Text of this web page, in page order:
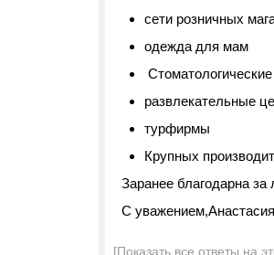
сети розничных
одежда для мам
развлекательные
турфирмы
Крупных
Заранее благодарна
С
[Показать все ответы на